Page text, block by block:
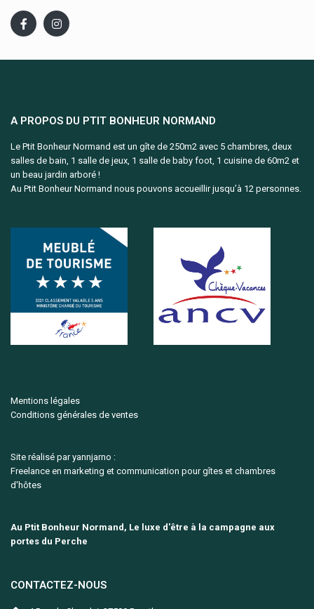
A PROPOS DU PTIT BONHEUR NORMAND
Le Ptit Bonheur Normand est un gîte de 250m2 avec 5 chambres, deux
salles de bain, 1 salle de jeux, 1 salle de baby foot, 1 cuisine de 60m2 et
un beau jardin arboré !
Au Ptit Bonheur Normand nous pouvons accueillir jusqu’à 12 personnes.
Mentions légales
Conditions générales de ventes
Site réalisé par yannjarno :
Freelance en marketing et communication pour gîtes et chambres
d'hôtes
Au Ptit Bonheur Normand, Le luxe d'être à la campagne aux
portes du Perche
CONTACTEZ-NOUS